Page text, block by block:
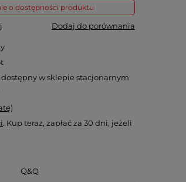
o dostępności produktu
Dodaj do porównania
w sklepie stacjonarnym
)
. Kup teraz, zapłać za 30 dni, jeżeli
Q&Q